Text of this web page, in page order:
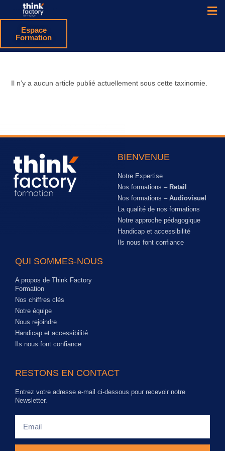
Espace
Formation
Il n’y a aucun article publié actuellement sous cette taxinomie.
BIENVENUE
Notre Expertise
Nos formations – Retail
Nos formations – Audiovisuel
La qualité de nos formations
Notre approche pédagogique
Handicap et accessibilité
Ils nous font confiance
QUI SOMMES-NOUS
A propos de Think Factory
Formation
Nos chiffres clés
Notre équipe
Nous rejoindre
Handicap et accessibilité
Ils nous font confiance
RESTONS EN CONTACT
Entrez votre adresse e-mail ci-dessous pour recevoir notre
Newsletter.